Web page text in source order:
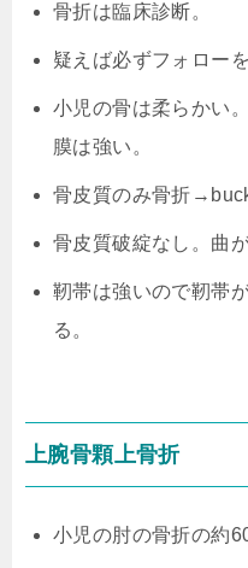
骨折は臨床診断。
疑えば必ずフォローを
小児の骨は柔らかい
膜は強い。
骨皮質のみ骨折
骨皮質破綻なし。曲
靭帯は強いので靭帯
る。
上腕骨顆上骨折
小児の肘の骨折の約